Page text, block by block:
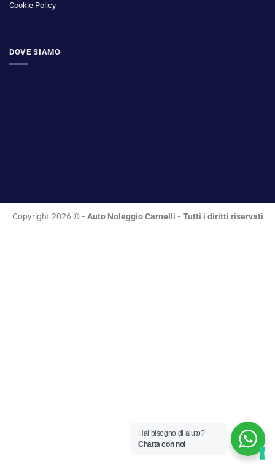
Cookie Policy
DOVE SIAMO
Copyright 2026 ©- Auto Noleggio Carnelli - Tutti i diritti riservati
Hai bisogno di aiuto?
Chatta con noi